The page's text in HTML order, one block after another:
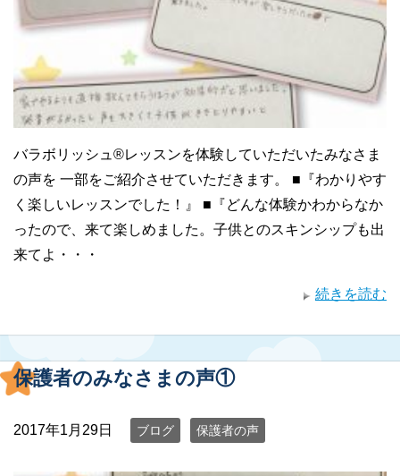
バラボリッシュ®レッスンを体験していただいたみなさま
の声を 一部をご紹介させていただきます。 ■『わかりやす
く楽しいレッスンでした！』 ■『どんな体験かわからなか
ったので、来て楽しめました。子供とのスキンシップも出
来てよ・・・
続きを読む
保護者のみなさまの声①
2017年1月29日 ブログ 保護者の声